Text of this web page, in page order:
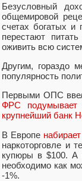
Безусловный
общемировой
счетах богатых и
перестают
оживить всю
Другим, гораздо
популярность
Первыми ОПС
ФРС
крупнейший банк
В Европе
наркоторговле и
купюры в $100. А
необходимо как
-1%.